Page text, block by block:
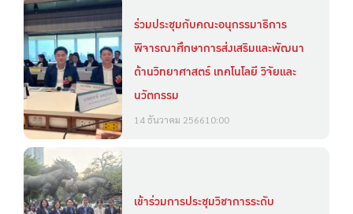
ร่วมประชุมกับคณะอนุกรรมาธิการ
พิจารณาศึกษาการส่งเสริมและพัฒนา
ด้านวิทยาศาสตร์ เทคโนโลยี วิจัยและ
นวัตกรรม
14 ธันวาคม 256610:00
เข้าร่วมการประชุมวิชาการระดับ